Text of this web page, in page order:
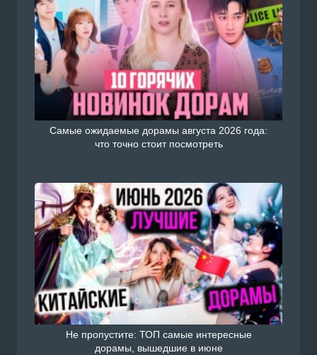
Самые ожидаемые дорамы августа 2026 года:
что точно стоит посмотреть
Не пропустите: ТОП самые интересные
дорамы, вышедшие в июне